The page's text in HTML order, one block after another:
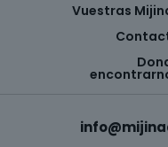
Vuestras